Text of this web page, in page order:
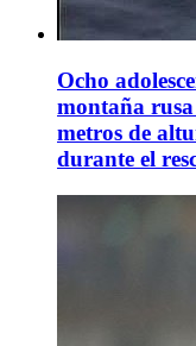
Ocho
montaña rusa
metros de
durante el